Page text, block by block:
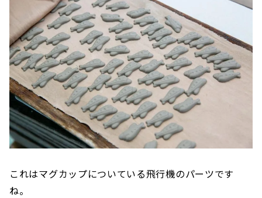
これはマグカップについている飛行機のパーツです
ね。